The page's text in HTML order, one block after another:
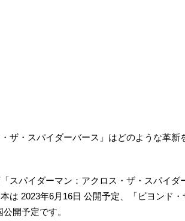
・ザ・スパイダーバース」はどのような革
スパイダーマン：アクロス・ザ・スパイダ
は 2023年6月16日 公開予定、「ビヨンド
開予定です。